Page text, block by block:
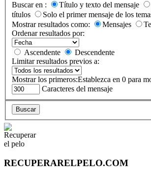
Buscar en :
Título y texto del mensaje
títulos
Solo el primer mensaje de los
Mostrar resultados como:
Mensajes
Ordenar resultados por:
Ascendente
Descendente
Limitar resultados previos a:
Mostrar los primeros:Establezca en 0 para
Caracteres del mensaje
Buscar
RECUPERARELPELO.COM